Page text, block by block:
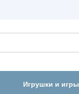
Игрушки и игры